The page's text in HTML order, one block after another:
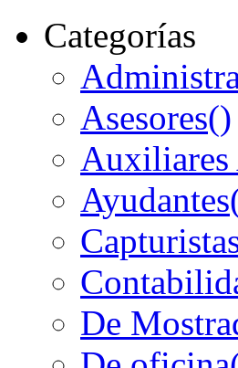
Categorías
Asesores()
Ayudantes
De